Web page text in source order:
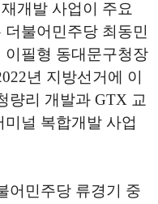
개발 사업이 주요
불어민주당 최동민
이필형 동대문구청장
년 지방선거에 이
량리 개발과 GTX 교
널 복합개발 사업
어민주당 류경기 중